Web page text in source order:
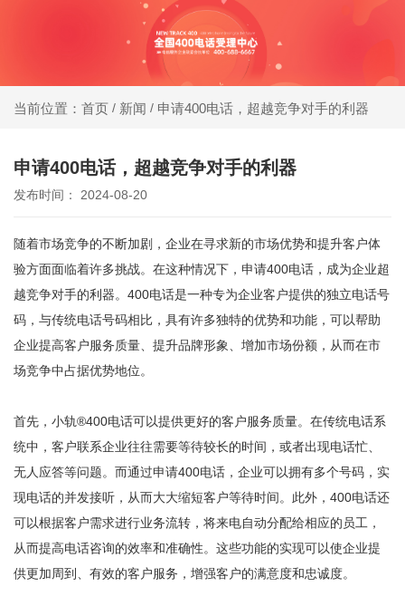
400电话受理中心
办400电话就选小轨®400，大品牌，号码
格，
码，
服务
更优
当前位置：首页 / 新闻 / 申请400电话，超越竞争对手的利器
申请400电话，超越竞争对手的利器
发布时间： 2024-08-20
随着市场竞争的不断加剧，企业在寻求新的市场优势和提升客户体
验方面面临着许多挑战。在这种情况下， 申请400电话 ，成为企业超
越竞争对手的利器。400电话是一种专为企业客户提供的独立电话号
码，与传统电话号码相比，具有许多独特的优势和功能，可以帮助
企业提高客户服务质量、提升品牌形象、增加市场份额，从而在市
场竞争中占据优势地位。
首先， 小轨®400电话可以提供更好的客户服务质量。在传统电话系
统中，客户联系企业往往需要等待较长的时间，或者出现电话忙、
无人应答等问题。而通过申请400电话，企业可以拥有多个号码，实
现电话的并发接听，从而大大缩短客户等待时间。此外，400电话还
可以根据客户需求进行业务流转，将来电自动分配给相应的员工，
从而提高电话咨询的效率和准确性。这些功能的实现可以使企业提
供更加周到、有效的客户服务，增强客户的满意度和忠诚度。